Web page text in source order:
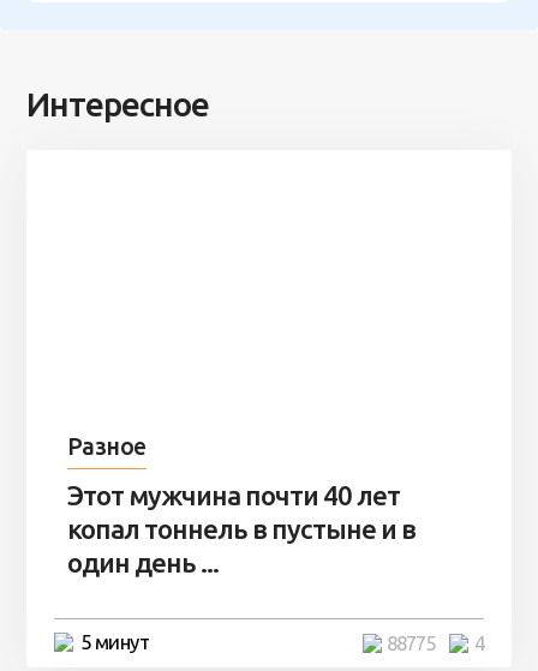
Интересное
Разное
Этот мужчина почти 40 лет
копал тоннель в пустыне и в
один день ...
5 минут 4
88775